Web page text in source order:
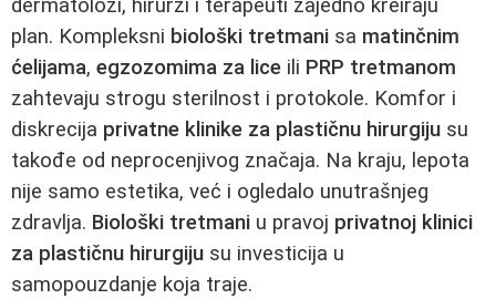
dermatolozi, hirurzi i terapeuti zajedno kreiraju
plan. Kompleksni biološki tretmani sa matinčnim
ćelijama, egzozomima za lice ili PRP tretmanom
zahtevaju strogu sterilnost i protokole. Komfor i
diskrecija privatne klinike za plastičnu hirurgiju su
takođe od neprocenjivog značaja. Na kraju, lepota
nije samo estetika, već i ogledalo unutrašnjeg
zdravlja. Biološki tretmani u pravoj privatnoj klinici
za plastičnu hirurgiju su investicija u
samopouzdanje koja traje.